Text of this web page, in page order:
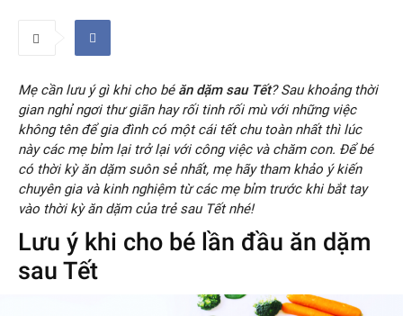
Mẹ cần lưu ý gì khi cho bé ăn dặm sau Tết? Sau khoảng thời
gian nghỉ ngơi thư giãn hay rối tinh rối mù với những việc
không tên để gia đình có một cái tết chu toàn nhất thì lúc
này các mẹ bỉm lại trở lại với công việc và chăm con. Để bé
có thời kỳ ăn dặm suôn sẻ nhất, mẹ hãy tham khảo ý kiến
chuyên gia và kinh nghiệm từ các mẹ bỉm trước khi bắt tay
vào thời kỳ ăn dặm của trẻ sau Tết nhé!
Lưu ý khi cho bé lần đầu ăn dặm
sau Tết